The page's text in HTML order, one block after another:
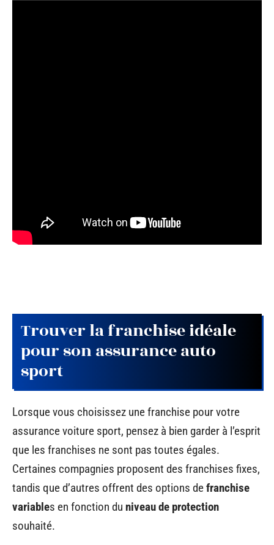
Trouver la franchise idéale
pour son assurance auto
sport
Lorsque vous choisissez une franchise pour votre
assurance voiture sport, pensez à bien garder à l’esprit
que les franchises ne sont pas toutes égales.
Certaines compagnies proposent des franchises fixes,
tandis que d’autres offrent des options defranchise
variables en fonction du niveau de protection
souhaité.